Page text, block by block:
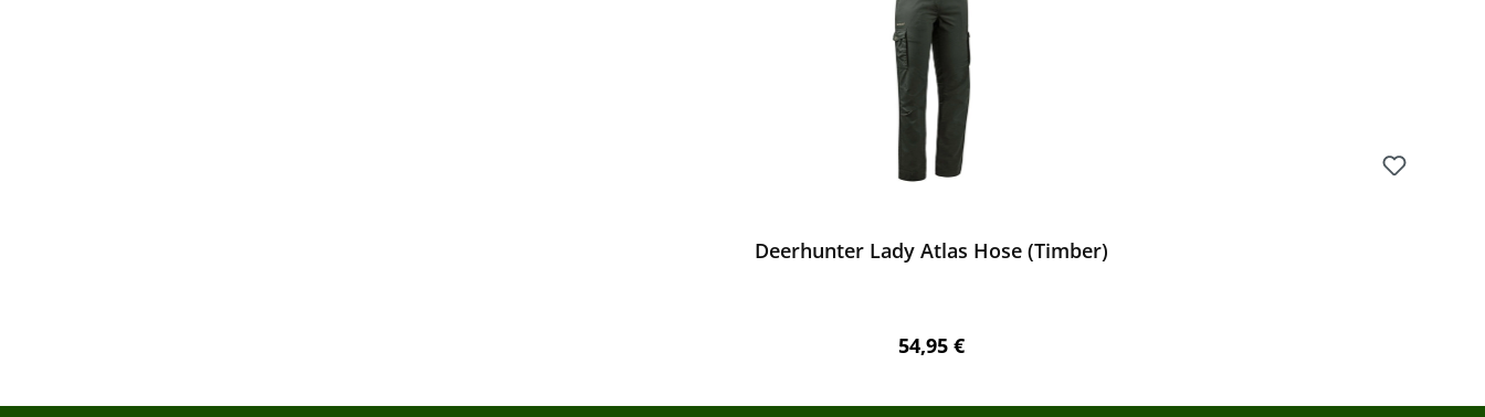
Deerhunter Lady Atlas Hose (Timber)
Regulärer Preis:
54,95 €